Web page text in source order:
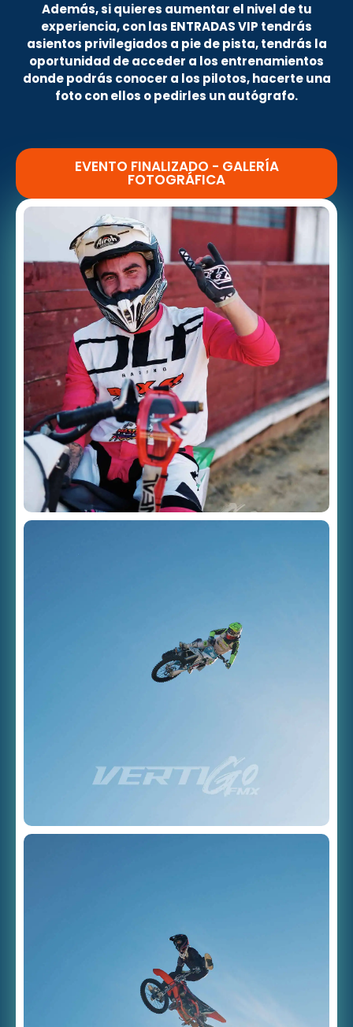
Además, si quieres aumentar el nivel de tu
experiencia, con las ENTRADAS VIP tendrás
asientos privilegiados a pie de pista, tendrás la
oportunidad de acceder a los entrenamientos
donde podrás conocer a los pilotos, hacerte una
foto con ellos o pedirles un autógrafo.
EVENTO FINALIZADO - GALERÍA
FOTOGRÁFICA